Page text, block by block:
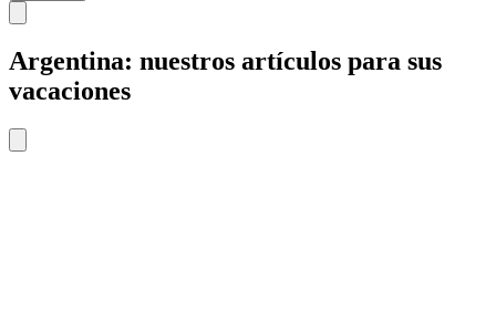
Argentina: nuestros artículos para sus
vacaciones